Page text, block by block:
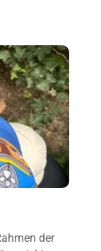
der